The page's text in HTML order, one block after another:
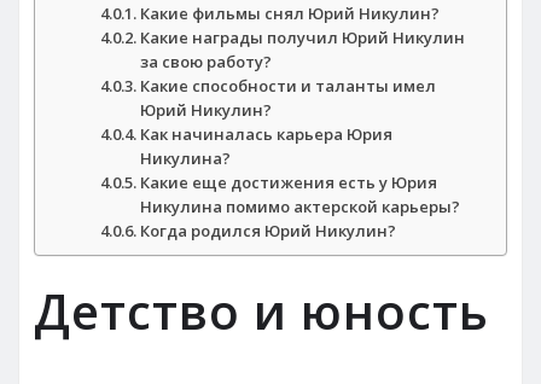
Какие фильмы снял Юрий Никулин?
Какие награды получил Юрий Никулин
за свою работу?
Какие способности и таланты имел
Юрий Никулин?
Как начиналась карьера Юрия
Никулина?
Какие еще достижения есть у Юрия
Никулина помимо актерской карьеры?
Когда родился Юрий Никулин?
Детство и юность